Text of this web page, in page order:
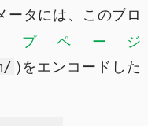
ータには、このブロ
プページ
)をエンコードした